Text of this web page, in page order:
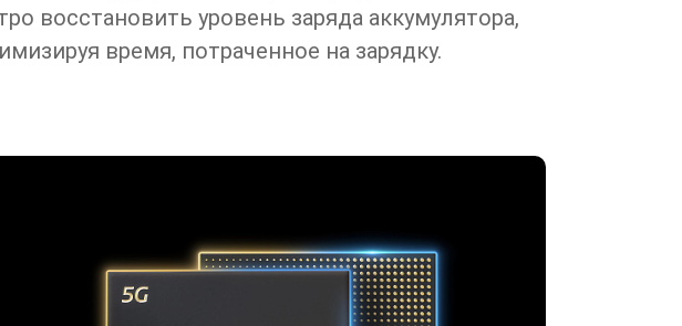
восстановить уровень заряда аккумулятора,
время, потраченное на зарядку.